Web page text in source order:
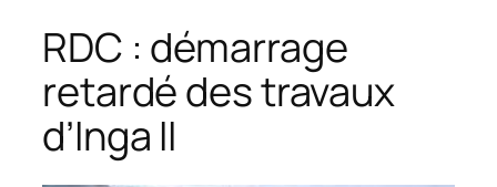
RDC : démarrage
retardé des travaux
d’Inga II